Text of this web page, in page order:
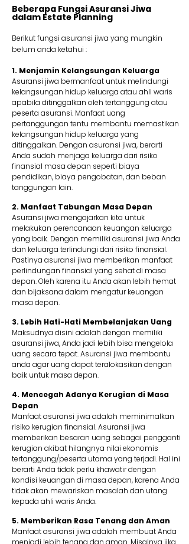
Beberapa Fungsi Asuransi Jiwa
dalam Estate Planning
Berikut fungsi asuransi jiwa yang mungkin
belum anda ketahui :
1. Menjamin Kelangsungan Keluarga
Asuransi jiwa bermanfaat untuk melindungi
kelangsungan hidup keluarga atau ahli waris
apabila ditinggalkan oleh tertanggung atau
peserta asuransi. Manfaat uang
pertanggungan tentu membantu memastikan
kelangsungan hidup keluarga yang
ditinggalkan. Dengan asuransi jiwa, berarti
Anda sudah menjaga keluarga dari risiko
finansial masa depan seperti biaya
pendidikan, biaya pengobatan, dan beban
tanggungan lain.
2. Manfaat Tabungan Masa Depan
Asuransi jiwa mengajarkan kita untuk
melakukan perencanaan keuangan keluarga
yang baik. Dengan memiliki asuransi jiwa Anda
dan keluarga terlindungi dari risiko finansial.
Pastinya asuransi jiwa memberikan manfaat
perlindungan finansial yang sehat di masa
depan. Oleh karena itu Anda akan lebih hemat
dan bijaksana dalam mengatur keuangan
masa depan.
3. Lebih Hati-Hati Membelanjakan Uang
Maksudnya disini adalah dengan memiliki
asuransi jiwa, Anda jadi lebih bisa mengelola
uang secara tepat. Asuransi jiwa membantu
anda agar uang dapat teralokasikan dengan
baik untuk masa depan.
4. Mencegah Adanya Kerugian di Masa
Depan
Manfaat asuransi jiwa adalah meminimalkan
risiko kerugian finansial. Asuransi jiwa
memberikan besaran uang sebagai pengganti
kerugian akibat hilangnya nilai ekonomis
tertanggung/peserta utama yang terjadi. Hal ini
berarti Anda tidak perlu khawatir dengan
kondisi keuangan di masa depan, karena Anda
tidak akan mewariskan masalah dan utang
kepada ahli waris Anda.
5. Memberikan Rasa Tenang dan Aman
Manfaat asuransi jiwa adalah membuat Anda
menjadi lebih tenang dan aman. Misalnya jika